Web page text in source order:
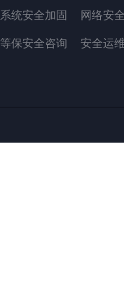
系统安全加固 网络安
等保安全咨询 安全运